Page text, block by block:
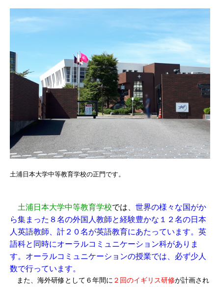
土浦日本大学中等教育学校の正門です。
土浦日本大学中等教育学校では、 世界の様々な国がか
ら集まった８名の外国人教師と経験豊かな１２名の日本
人英語教師、計２０名が英語教育にあたっています。英
語科と同時にオーラルコミュニケーション科がありま
す。オーラルコミュニケーションの授業では、必ず少人
数で行っています。
また、海外研修として６年間に ２回のイギリス研修が計画され